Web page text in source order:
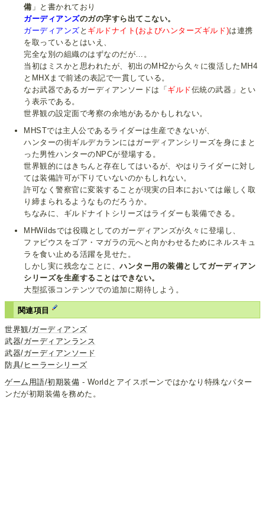
備 」と書かれており
ガーディアンズのガの字すら出てこない。
ガーディアンズ と ギルドナイト(およびハンターズギルド)は連携
を取っているとはいえ、
完全な別の組織のはずなのだが…。
当初はミスかと思われたが、初出のMH2から久々に復活したMH4
とMHXまで前述の表記で一貫している。
なお武器であるガーディアンソードは「ギルド伝統の武器」とい
う表示である。
世界観の設定面で考察の余地があるかもしれない。
MHSTでは主人公であるライダーは生産できないが、
ハンターの街ギルデカランにはガーディアンシリーズを身にまと
った男性ハンターのNPCが登場する。
世界観的にはきちんと存在してはいるが、やはりライダーに対し
ては装備許可が下りていないのかもしれない。
許可なく警察官に変装することが現実の日本においては厳しく取
り締まられるようなものだろうか。
ちなみに、ギルドナイトシリーズはライダーも装備できる。
MHWildsでは役職としてのガーディアンズが久々に登場し、
ファビウスをゴア・マガラの元へと向かわせるためにネルスキュ
ラを食い止める活躍を見せた。
しかし実に残念なことに、ハンター用の装備としてガーディアン
シリーズを生産することはできない。
大型拡張コンテンツでの追加に期待しよう。
関連項目
世界観/ガーディアンズ
武器/ガーディアンランス
武器/ガーディアンソード
防具/ヒーラーシリーズ
ゲーム用語/初期装備 - Worldとアイスボーンではかなり特殊なパター
ンだが初期装備を務めた。